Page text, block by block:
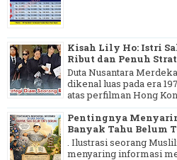
Kisah Lily Ho: Istri
Ribut dan Penuh
Duta Nusantara
dikenal luas pada era
atas perfilman Hong
Pentingnya
Banyak Tahu Belum
. Ilustrasi seorang
menyaring informasi